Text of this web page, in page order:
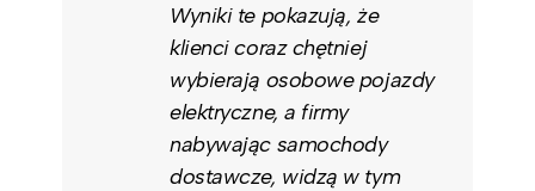
Wyniki te pokazują, że
klienci coraz chętniej
wybierają osobowe pojazdy
elektryczne, a firmy
nabywając samochody
dostawcze, widzą w tym